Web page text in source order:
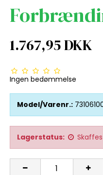
1.767,95 DKK
Ingen bedømmelse
Model/Varenr.:
Lagerstatus: